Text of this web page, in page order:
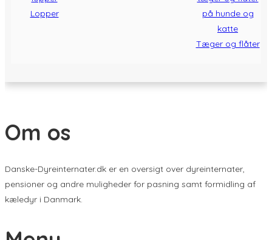
Lopper
Tæger og flåter
Om os
Danske-Dyreinternater.dk er en oversigt over dyreinternater,
pensioner og andre muligheder for pasning samt formidling af
kæledyr i Danmark.